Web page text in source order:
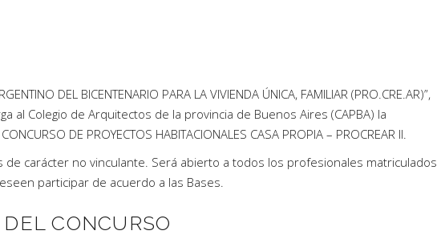
DEL BICENTENARIO PARA LA VIVIENDA ÚNICA, FAMILIAR (PRO.CRE.AR)”,
al Colegio de Arquitectos de la provincia de Buenos Aires (CAPBA) la
DE PROYECTOS HABITACIONALES CASA PROPIA – PROCREAR II.
carácter no vinculante. Será abierto a todos los profesionales matriculados
participar de acuerdo a las Bases.
CONCURSO